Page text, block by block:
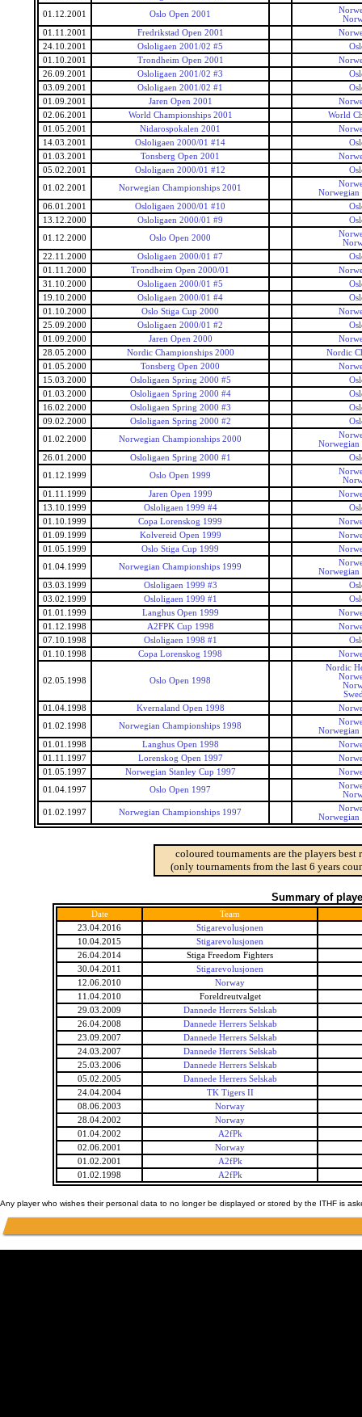
01.12.2001
Oslo Open 2001
01.11.2001
Fredrikstad Open 2001
24.10.2001
Osloligaen 2001/02 #5
01.10.2001
Trondheim Open 2001
26.09.2001
Osloligaen 2001/02 #3
03.09.2001
Osloligaen 2001/02 #1
01.09.2001
Jaren Open 2001
02.06.2001
World Championships 2001
World
01.05.2001
Nidarospokalen 2001
14.03.2001
Osloligaen 2000/01 #14
01.03.2001
Tonsberg Open 2001
05.02.2001
Osloligaen 2000/01 #12
01.02.2001
Norwegian Championships 2001
Norwegian
06.01.2001
Osloligaen 2000/01 #10
13.12.2000
Osloligaen 2000/01 #9
01.12.2000
Oslo Open 2000
22.11.2000
Osloligaen 2000/01 #7
01.11.2000
Trondheim Open 2000/01
31.10.2000
Osloligaen 2000/01 #5
19.10.2000
Osloligaen 2000/01 #4
01.10.2000
Oslo Stiga Cup 2000
25.09.2000
Osloligaen 2000/01 #2
01.09.2000
Jaren Open 2000
28.05.2000
Nordic Championships 2000
Nordic
01.05.2000
Tonsberg Open 2000
15.03.2000
Osloligaen Spring 2000 #5
01.03.2000
Osloligaen Spring 2000 #4
16.02.2000
Osloligaen Spring 2000 #3
09.02.2000
Osloligaen Spring 2000 #2
01.02.2000
Norwegian Championships 2000
Norwegian
26.01.2000
Osloligaen Spring 2000 #1
01.12.1999
Oslo Open 1999
01.11.1999
Jaren Open 1999
13.10.1999
Osloligaen 1999 #4
01.10.1999
Copa Lorenskog 1999
01.09.1999
Kolvereid Open 1999
01.05.1999
Oslo Stiga Cup 1999
01.04.1999
Norwegian Championships 1999
Norwegian
03.03.1999
Osloligaen 1999 #3
03.02.1999
Osloligaen 1999 #1
01.01.1999
Langhus Open 1999
01.12.1998
A2FPK Cup 1998
07.10.1998
Osloligaen 1998 #1
01.10.1998
Copa Lorenskog 1998
02.05.1998 Oslo Open 1998
Nordic
01.04.1998
Kvernaland Open 1998
01.02.1998
Norwegian Championships 1998
Norwegian
01.01.1998
Langhus Open 1998
01.11.1997
Lorenskog Open 1997
01.05.1997
Norwegian Stanley Cup 1997
01.04.1997
Oslo Open 1997
01.02.1997
Norwegian Championships 1997
Norwegian
coloured tournaments are the players
(only tournaments from the last 6 years
Summary of
Date
Team
23.04.2016
Stigarevolusjonen
10.04.2015
Stigarevolusjonen
26.04.2014
Stiga Freedom Fighters
30.04.2011
Stigarevolusjonen
12.06.2010
Norway
11.04.2010
Foreldreutvalget
29.03.2009
Dannede Herrers Selskab
26.04.2008
Dannede Herrers Selskab
23.09.2007
Dannede Herrers Selskab
24.03.2007
Dannede Herrers Selskab
25.03.2006
Dannede Herrers Selskab
05.02.2005
Dannede Herrers Selskab
24.04.2004
TK Tigers II
08.06.2003
Norway
28.04.2002
Norway
01.04.2002
A2fPk
02.06.2001
Norway
01.02.2001
A2fPk
01.02.1998
A2fPk
Any player who wishes their personal data to no longer be displayed or stored by the ITHF is